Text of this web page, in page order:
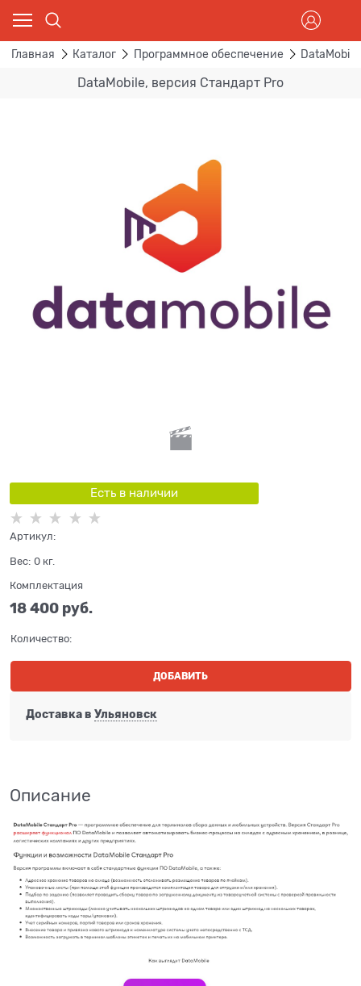
Главная Каталог Программное обеспечение DataMobile
DataMobile, версия Стандарт Pro
Есть в наличии
Артикул:
Вес: 0 кг.
Комплектация
18 400 руб.
Количество:
ДОБАВИТЬ
Доставка в Ульяновск
Описание